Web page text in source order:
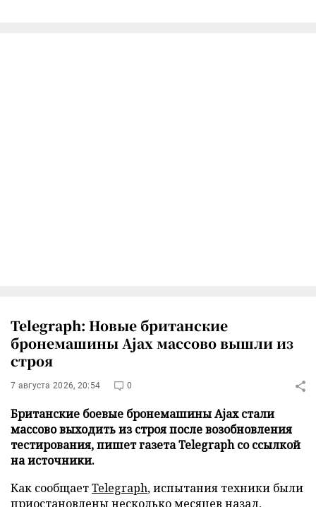
Telegraph: Новые британские
бронемашины Ajax массово вышли из
строя
7 августа 2026, 20:54 0
Британские боевые бронемашины Ajax стали
массово выходить из строя после возобновления
тестирования, пишет газета Telegraph со ссылкой
на источники.
Как сообщаетTelegraph, испытания техники были
приостановлены несколько месяцев назад,